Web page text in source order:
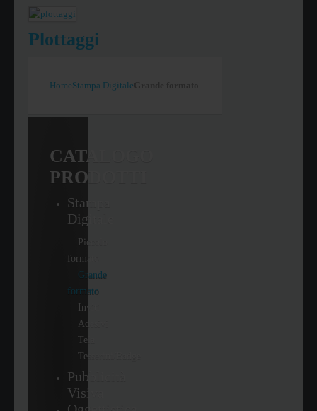
Plottaggi
HomeStampa Digitale
CATALOGO
PRODOTTI
Stampa
Digitale
Piccolo
formato
Grande
formato
Inviti
Adesivi
Tela
Tesserini/Badge
Pubblicità
Visiva